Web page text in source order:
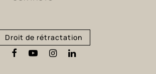
Droit de rétractation